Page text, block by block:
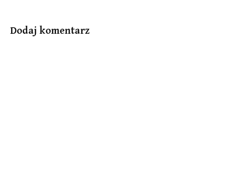
Dodaj komentarz